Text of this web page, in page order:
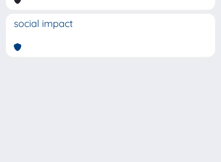
social impact